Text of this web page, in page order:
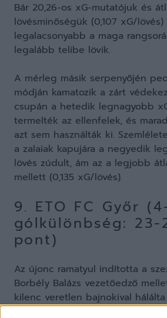
Bár 20,26-os xG-mutatójuk és
lövésminőségük (0,107 xG/
legalacsonyabb a maga
legalább telibe lövik.
A mérleg másik serpenyőjén
módján kamatozik a zárt
csupán a hetedik legnagyobb
termelték az ellenfelek, és
azt sem használták ki.
a zalaiak kapujára a negyedik
lövés zúdult, ám az a legjobb
mellett (0,135 xG/lövés).
9. ETO FC Győr
gólkülönbség: 23-
pont)
Az újonc ramatyul indította a
Borbély Balázs vezetőedző
kilenc veretlen bajnokival